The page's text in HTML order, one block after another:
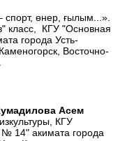
спорт, өнер, ғылым...».
класс, КГУ "Основная
города Усть-
Восточно-
Асем
КГУ
14" акимата города